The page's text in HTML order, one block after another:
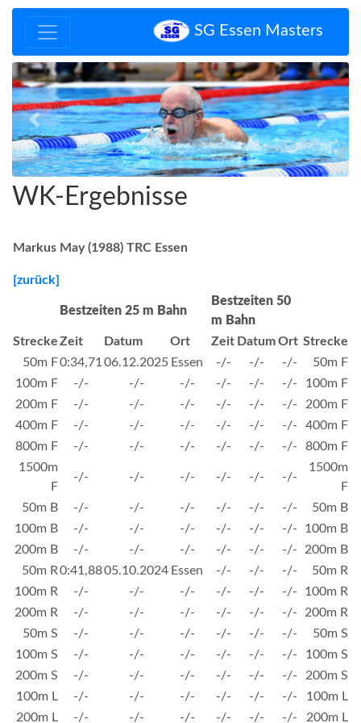
SG Essen Masters
Zurück Vor
WK-Ergebnisse
Markus May (1988) TRC Essen
[zurück]
Bestzeiten 25 m Bahn
Bestzeiten 50
m Bahn
StreckeZeit Datum Ort Zeit DatumOrt Strecke
50m F0:34,71 06.12.2025 Essen -/- -/- -/-
50m F
100m F
-/- -/- -/- -/- -/- -/-
100m F
200m F
-/- -/- -/- -/- -/- -/-
200m F
400m F
-/- -/- -/- -/- -/- -/-
400m F
800m F
-/- -/- -/- -/- -/- -/-
800m F
1500m
F
-/- -/- -/- -/- -/- -/-
1500m
F
50m B
-/- -/- -/- -/- -/- -/-
50m B
100m B
-/- -/- -/- -/- -/- -/-
100m B
200m B
-/- -/- -/- -/- -/- -/-
200m B
50m R0:41,8805.10.2024 Essen -/- -/- -/-
50m R
100m R
-/- -/- -/- -/- -/- -/-
100m R
200m R
-/- -/- -/- -/- -/- -/-
200m R
50m S
-/- -/- -/- -/- -/- -/-
50m S
100m S
-/- -/- -/- -/- -/- -/-
100m S
200m S
-/- -/- -/- -/- -/- -/-
200m S
100m L
-/- -/- -/- -/- -/- -/-
100m L
200m L
-/- -/- -/- -/- -/- -/- 200m L